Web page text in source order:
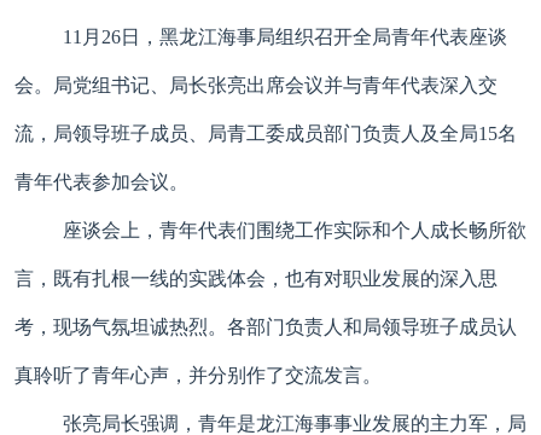
11月26日，黑龙江海事局组织召开全局青年代表座谈
会。局党组书记、局长张亮出席会议并与青年代表深入交
流，局领导班子成员、局青工委成员部门负责人及全局15名
青年代表参加会议。
座谈会上，青年代表们围绕工作实际和个人成长畅所欲
言，既有扎根一线的实践体会，也有对职业发展的深入思
考，现场气氛坦诚热烈。各部门负责人和局领导班子成员认
真聆听了青年心声，并分别作了交流发言。
张亮局长强调，青年是龙江海事事业发展的主力军，局